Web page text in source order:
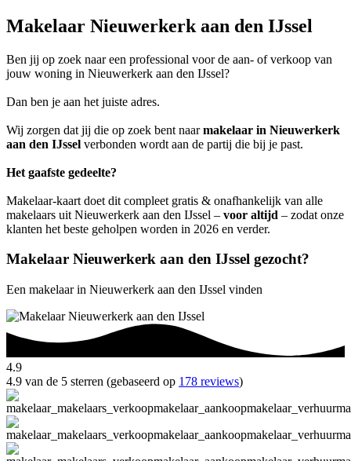
Makelaar Nieuwerkerk aan den IJssel
Ben jij op zoek naar een professional voor de aan- of verkoop van
jouw woning in Nieuwerkerk aan den IJssel?
Dan ben je aan het juiste adres.
Wij zorgen dat jij die op zoek bent naarmakelaar in Nieuwerkerk
aan den IJssel verbonden wordt aan de partij die bij je past.
Het gaafste gedeelte?
Makelaar-kaart doet dit compleet gratis & onafhankelijk van alle
makelaars uit Nieuwerkerk aan den IJssel – voor altijd – zodat onze
klanten het beste geholpen worden in 2026 en verder.
Makelaar Nieuwerkerk aan den IJssel gezocht?
Een makelaar in Nieuwerkerk aan den IJssel vinden
4.9
4.9 van de 5 sterren (gebaseerd op 178 reviews)